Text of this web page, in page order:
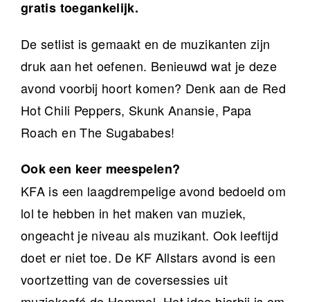
gratis toegankelijk.
De setlist is gemaakt en de muzikanten zijn
druk aan het oefenen. Benieuwd wat je deze
avond voorbij hoort komen? Denk aan de Red
Hot Chili Peppers, Skunk Anansie, Papa
Roach en The Sugababes!
Ook een keer meespelen?
KFA is een laagdrempelige avond bedoeld om
lol te hebben in het maken van muziek,
ongeacht je niveau als muzikant. Ook leeftijd
doet er niet toe. De KF Allstars avond is een
voortzetting van de coversessies uit